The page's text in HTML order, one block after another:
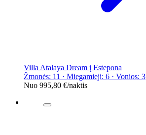
Villa Atalaya Dream į Estepona
Žmonės: 11 · Miegamieji: 6 · Vonios: 3
Nuo 995,80 €/naktis